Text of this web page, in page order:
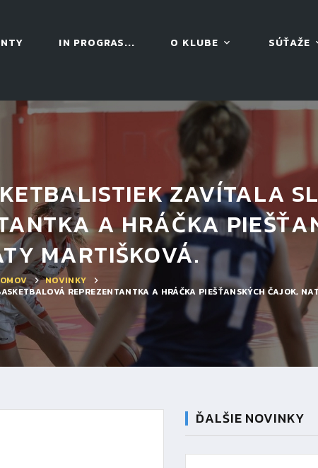
IN PROGRAS... O KLUBE SÚŤAŽE
ZAVÍTALA
A HRÁČKA
MARTIŠKOVÁ.
NOVINKY
REPREZENTANTKA A HRÁČKA PIEŠŤANSKÝCH ČAJOK,
ĎALŠIE NOVINKY